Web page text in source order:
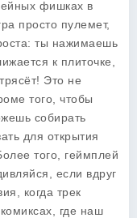
фишках в
просто пулемет,
ты нажимаешь
к плиточке,
Это не
того, чтобы
собирать
для открытия
того, геймплей
если вдруг
когда трек
где наш